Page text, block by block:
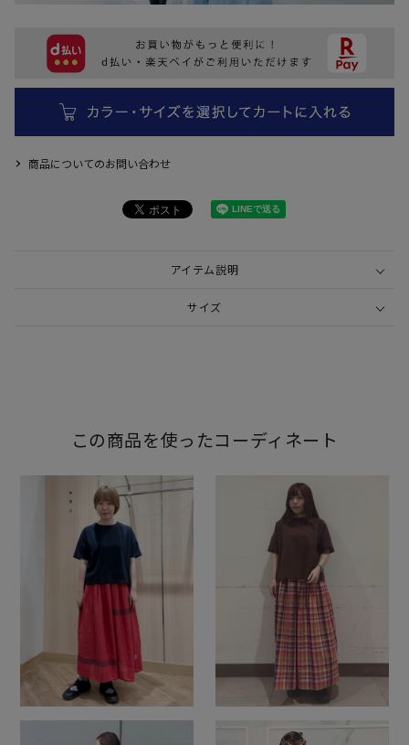
商品についてのお問い合わせ
アイテム説明
サイズ
この商品を使ったコーディネート